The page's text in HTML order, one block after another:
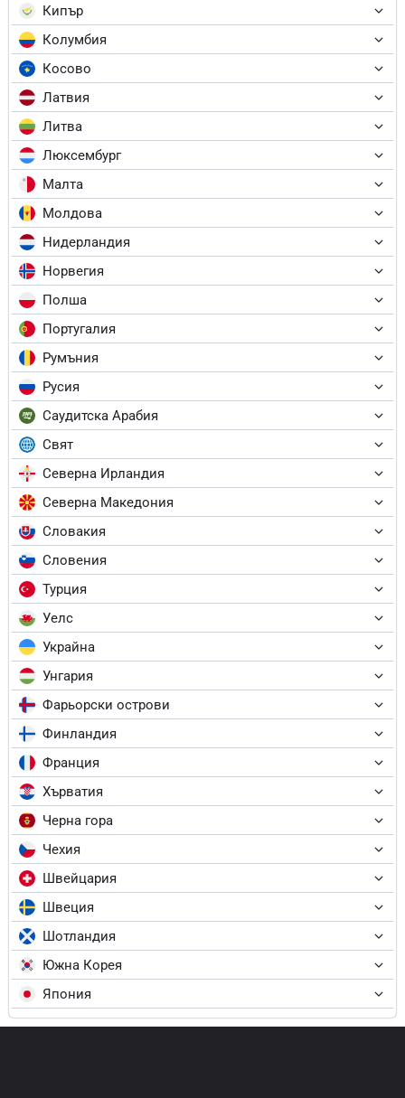
Кипър
Колумбия
Косово
Латвия
Литва
Люксембург
Малта
Молдова
Нидерландия
Норвегия
Полша
Португалия
Румъния
Русия
Саудитска Арабия
Свят
Северна Ирландия
Северна Македония
Словакия
Словения
Турция
Уелс
Украйна
Унгария
Фарьорски острови
Финландия
Франция
Хърватия
Черна гора
Чехия
Швейцария
Швеция
Шотландия
Южна Корея
Япония